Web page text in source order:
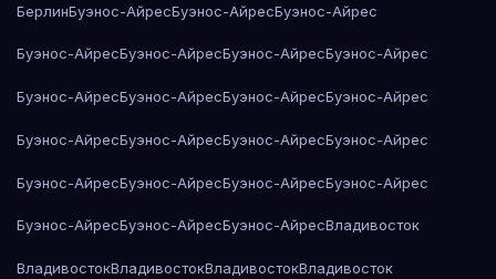
БерлинБуэнос-АйресБуэнос-АйресБуэнос-Айрес
Буэнос-АйресБуэнос-АйресБуэнос-АйресБуэнос-Айрес
Буэнос-АйресБуэнос-АйресБуэнос-АйресБуэнос-Айрес
Буэнос-АйресБуэнос-АйресБуэнос-АйресБуэнос-Айрес
Буэнос-АйресБуэнос-АйресБуэнос-АйресБуэнос-Айрес
Буэнос-АйресБуэнос-АйресБуэнос-АйресВладивосток
ВладивостокВладивостокВладивостокВладивосток